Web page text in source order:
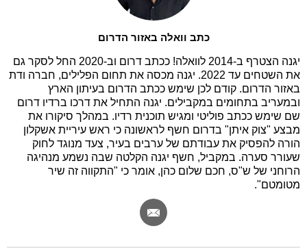
כתב וואלה באזור הדרום
יגנה הצטרף ב-2014 לוואלה! ככתב דרום וב-2020 החל לסקר גם
את השטחים עד 2022. יגנה מכסה את תחום הפלילים, חברה ודת
באזור הדרום. קודם לכן שימש ככתב הדרום בעיתון הארץ
ובמעריב בתחומים במקבילים. יגנה התחיל את דרכו ברדיו דרום
שם שימש ככתב פוליטי ומגיש תוכנית רדיו. במהלך סיקורו את
מבצע "צוק איתן" בדרום חשף לראשונה כי ראש עיריית אשקלון
הורה להפסיק את עבודתם של ערבים בעיר, צעד מנוגד לחוק
שעורר סערה. במקביל, חשף יגנה הקלטה שבה נשמע מנהיגה
הרוחני של ש"ס, חכם שלום כהן, אומר כי "התקווה זה שיר
מטומטם".